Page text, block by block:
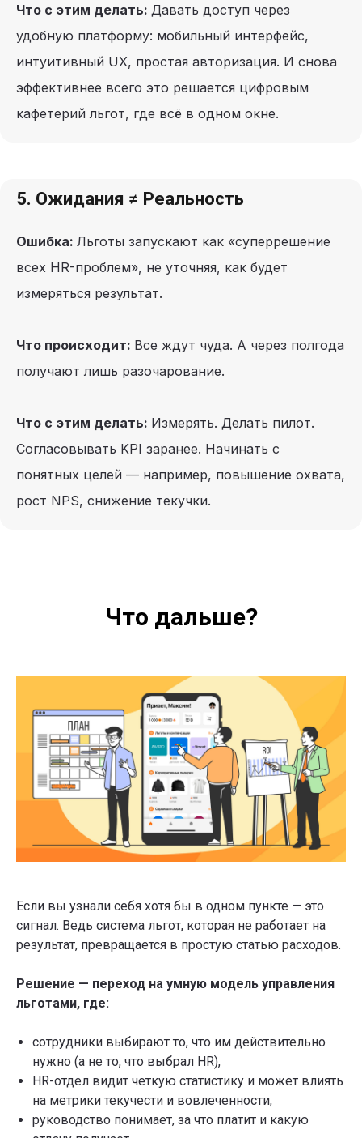
Что с этим делать: Давать доступ через
удобную платформу: мобильный интерфейс,
интуитивный UX, простая авторизация. И снова
эффективнее всего это решается цифровым
кафетерий льгот, где всё в одном окне.
5. Ожидания ≠ Реальность
Ошибка: Льготы запускают как «суперрешение
всех HR-проблем», не уточняя, как будет
измеряться результат.
Что происходит: Все ждут чуда. А через полгода
получают лишь разочарование.
Что с этим делать: Измерять. Делать пилот.
Согласовывать KPI заранее. Начинать с
понятных целей — например, повышение охвата,
рост NPS, снижение текучки.
Что дальше?
Если вы узнали себя хотя бы в одном пункте — это
сигнал. Ведь система льгот, которая не работает на
результат, превращается в простую статью расходов.
Решение — переход на умную модель управления
льготами, где:
сотрудники выбирают то, что им действительно
нужно (а не то, что выбрал HR),
HR-отдел видит четкую статистику и может влиять
на метрики текучести и вовлеченности,
руководство понимает, за что платит и какую
Смотреть все
Новости